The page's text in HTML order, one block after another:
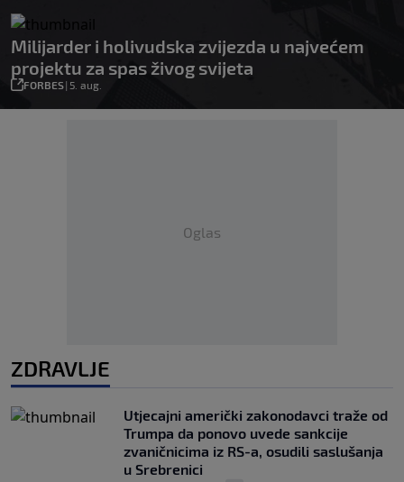
Milijarder i holivudska zvijezda u najvećem
projektu za spas živog svijeta
FORBES| 5. aug.
Oglas
ZDRAVLJE
Utjecajni američki zakonodavci traže od
Trumpa da ponovo uvede sankcije
zvaničnicima iz RS-a, osudili saslušanja
u Srebrenici